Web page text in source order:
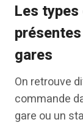
Les
gares
On retrouve
commande
gare ou un